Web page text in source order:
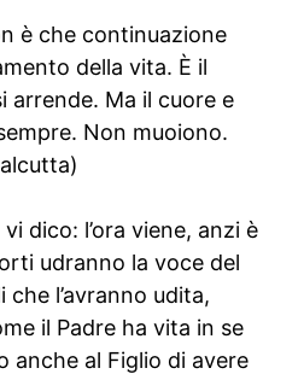
è che continuazione
della vita. È il
arrende. Ma il cuore e
Non muoiono.
dico: l’ora viene, anzi è
udranno la voce del
che l’avranno udita,
il Padre ha vita in se
anche al Figlio di avere